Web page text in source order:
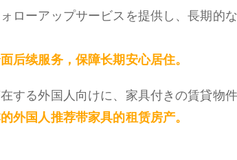
ローアップサービスを提供し、長期的
后续服务，保障长期安心居住。
する外国人向けに、家具付きの賃貸物件
外国人推荐带家具的租赁房产。